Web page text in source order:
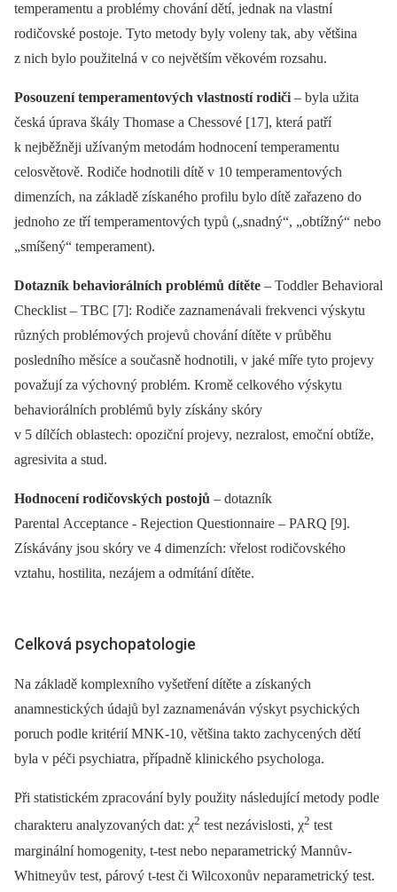
temperamentu a problémy chování dětí, jednak na vlastní
rodičovské postoje. Tyto metody byly voleny tak, aby většina
z nich bylo použitelná v co největším věkovém rozsahu.
Posouzení temperamentových vlastností rodiči –⁠ byla užita
česká úprava škály Thomase a Chessové [17], která patří
k nejběžněji užívaným metodám hodnocení temperamentu
celosvětově. Rodiče hodnotili dítě v 10 temperamentových
dimenzích, na základě získaného profilu bylo dítě zařazeno do
jednoho ze tří temperamentových typů („snadný“, „obtížný“ nebo
„smíšený“ temperament).
Dotazník behaviorálních problémů dítěte –⁠ Toddler Behavioral
Checklist –⁠ TBC [7]: Rodiče zaznamenávali frekvenci výskytu
různých problémových projevů chování dítěte v průběhu
posledního měsíce a současně hodnotili, v jaké míře tyto projevy
považují za výchovný problém. Kromě celkového výskytu
behaviorálních problémů byly získány skóry
v 5 dílčích oblastech: opoziční projevy, nezralost, emoční obtíže,
agresivita a stud.
Hodnocení rodičovských postojů –⁠ dotazník
Parental Acceptance -⁠ Rejection Questionnaire –⁠ PARQ [9].
Získávány jsou skóry ve 4 dimenzích: vřelost rodičovského
vztahu, hostilita, nezájem a odmítání dítěte.
Celková psychopatologie
Na základě komplexního vyšetření dítěte a získaných
anamnestických údajů byl zaznamenáván výskyt psychických
poruch podle kritérií MNK-10, většina takto zachycených dětí
byla v péči psychiatra, případně klinického psychologa.
Při statistickém zpracování byly použity následující metody podle
charakteru analyzovaných dat: χ2 test nezávislosti, χ2 test
marginální homogenity, t-test nebo neparametrický Mannův-
Whitneyův test, párový t-test či Wilcoxonův neparametrický test.